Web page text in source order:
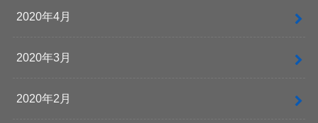
2020年4月
2020年3月
2020年2月